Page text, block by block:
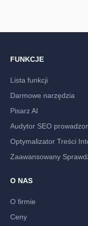
FUNKCJE
Lista funkcji
Darmowe narzędzia
Pisarz AI
Audytor SEO
Optymalizator Treści
Zaawansowany
O NAS
O firmie
Ceny